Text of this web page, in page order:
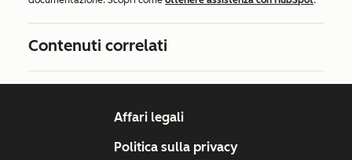
Contenuti correlati
Affari legali
Politica sulla privacy